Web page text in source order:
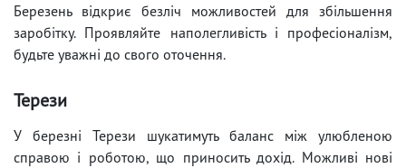
Березень відкриє безліч можливостей для збільшення
заробітку. Проявляйте наполегливість і професіоналізм,
будьте уважні до свого оточення.
Терези
У березні Терези шукатимуть баланс між улюбленою
справою і роботою, що приносить дохід. Можливі нові